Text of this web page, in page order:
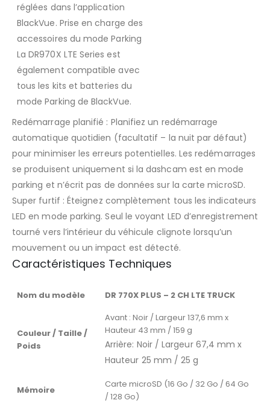
réglées dans l’application
BlackVue. Prise en charge des
accessoires du mode Parking
La DR970X LTE Series est
également compatible avec
tous les kits et batteries du
mode Parking de BlackVue.
Redémarrage planifié : Planifiez un redémarrage
automatique quotidien (facultatif – la nuit par défaut)
pour minimiser les erreurs potentielles. Les redémarrages
se produisent uniquement si la dashcam est en mode
parking et n’écrit pas de données sur la carte microSD.
Super furtif : Éteignez complètement tous les indicateurs
LED en mode parking. Seul le voyant LED d’enregistrement
tourné vers l’intérieur du véhicule clignote lorsqu’un
mouvement ou un impact est détecté.
Caractéristiques Techniques
Nom du modèle DR 770X PLUS – 2 CH LTE TRUCK
Couleur / Taille /
Poids
Avant : Noir / Largeur 137,6 mm x
Hauteur 43 mm / 159 g
Arrière: Noir / Largeur 67,4 mm x
Hauteur 25 mm / 25 g
Mémoire
Carte microSD (16 Go / 32 Go / 64 Go
/ 128 Go)